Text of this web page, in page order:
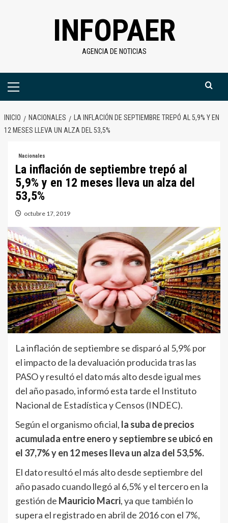
INFOPAER
AGENCIA DE NOTICIAS
Menú
INICIO NACIONALES
LA INFLACIÓN DE SEPTIEMBRE TREPÓ AL 5,9% Y EN
12 MESES LLEVA UN ALZA DEL 53,5%
Nacionales
La inflación de septiembre trepó al
5,9% y en 12 meses lleva un alza del
53,5%
octubre 17, 2019
La inflación de septiembre se disparó al 5,9% por
el impacto de la devaluación producida tras las
PASO y resultó el dato más alto desde igual mes
del año pasado, informó esta tarde el Instituto
Nacional de Estadística y Censos (INDEC).
Según el organismo oficial, la suba de precios
acumulada entre enero y septiembre se ubicó en
el 37,7% y en 12 meses lleva un alza del 53,5%.
El dato resultó el más alto desde septiembre del
año pasado cuando llegó al 6,5% y el tercero en la
gestión de Mauricio Macri, ya que también lo
supera el registrado en abril de 2016 con el 7%,